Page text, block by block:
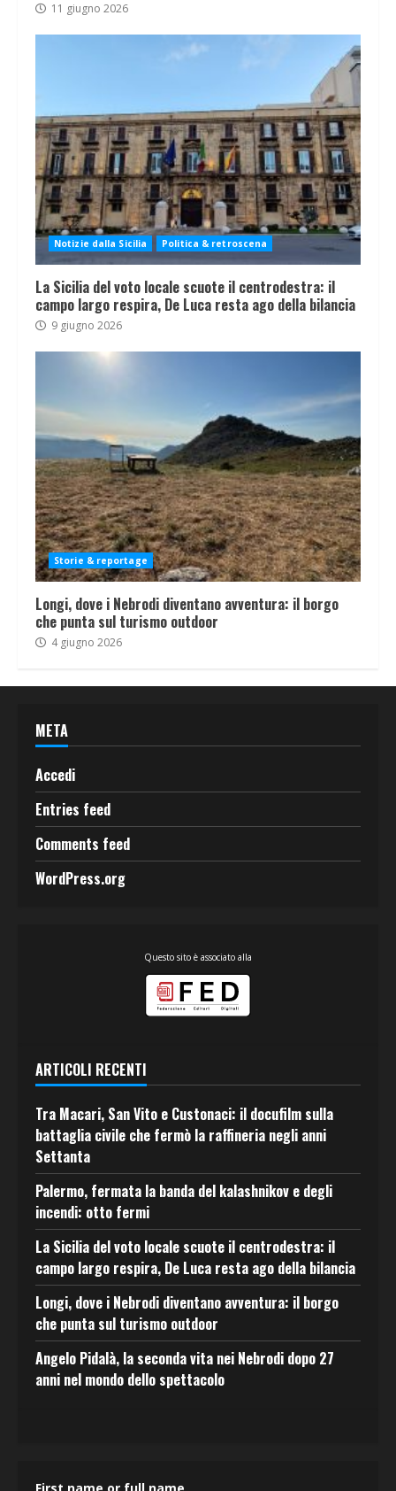
11 giugno 2026
Notizie dalla Sicilia Politica & retroscena
La Sicilia del voto locale scuote il centrodestra: il
campo largo respira, De Luca resta ago della bilancia
9 giugno 2026
Storie & reportage
Longi, dove i Nebrodi diventano avventura: il borgo
che punta sul turismo outdoor
4 giugno 2026
META
Accedi
Entries feed
Comments feed
WordPress.org
Questo sito è associato alla
ARTICOLI RECENTI
Tra Macari, San Vito e Custonaci: il docufilm sulla
battaglia civile che fermò la raffineria negli anni
Settanta
Palermo, fermata la banda del kalashnikov e degli
incendi: otto fermi
La Sicilia del voto locale scuote il centrodestra: il
campo largo respira, De Luca resta ago della bilancia
Longi, dove i Nebrodi diventano avventura: il borgo
che punta sul turismo outdoor
Angelo Pidalà, la seconda vita nei Nebrodi dopo 27
anni nel mondo dello spettacolo